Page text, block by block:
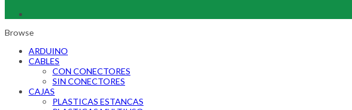
Browse
ARDUINO
CABLES
CON CONECTORES
SIN CONECTORES
CAJAS
PLASTICAS ESTANCAS